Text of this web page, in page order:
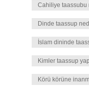
Cahiliye taassubu
Dinde taassup
İslam dininde
Kimler taassup
Körü körüne